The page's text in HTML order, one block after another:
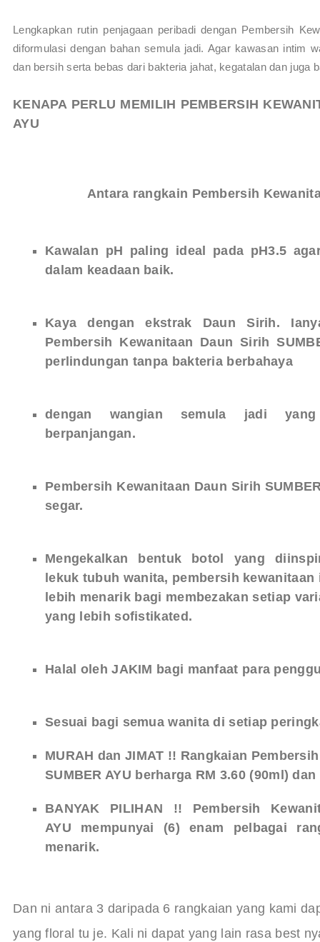
Lengkapkan rutin penjagaan peribadi dengan Pembersih
diformulasi dengan bahan semula jadi. Agar kawasan intim
dan bersih serta bebas dari bakteria jahat, kegatalan dan juga
KENAPA PERLU MEMILIH PEMBERSIH
AYU
Antara rangkain Pembersih
Kawalan pH paling ideal pada pH3.5
dalam keadaan baik.
Kaya dengan ekstrak Daun Sirih.
Pembersih Kewanitaan Daun Sirih
perlindungan tanpa bakteria berbahaya
dengan wangian semula jadi yang
berpanjangan.
Pembersih Kewanitaan Daun Sirih
segar.
Mengekalkan bentuk botol yang
lekuk tubuh wanita, pembersih
lebih menarik bagi membezakan setiap
yang lebih sofistikated.
Halal olehJAKIM bagi manfaat para
Sesuai bagi semua wanita di setiap
MURAH dan JIMAT !! Rangkaian
SUMBER AYU berharga RM 3.60 (90ml)
BANYAK PILIHAN !! Pembersih
AYU mempunyai (6) enam pelbagai
menarik.
Dan ni antara 3 daripada 6 rangkaian yang kami
yang floral tu je. Kali ni dapat yang lain rasa best